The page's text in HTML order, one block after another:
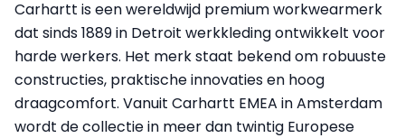
Carhartt is een wereldwijd premium workwearmerk
dat sinds 1889 in Detroit werkkleding ontwikkelt voor
harde werkers. Het merk staat bekend om robuuste
constructies, praktische innovaties en hoog
draagcomfort. Vanuit Carhartt EMEA in Amsterdam
wordt de collectie in meer dan twintig Europese